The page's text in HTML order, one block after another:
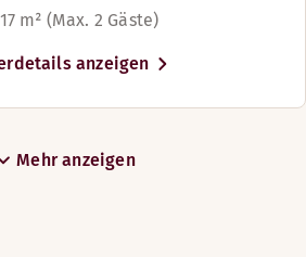
m² (Max. 2 Gäste)
anzeigen
Mehr anzeigen